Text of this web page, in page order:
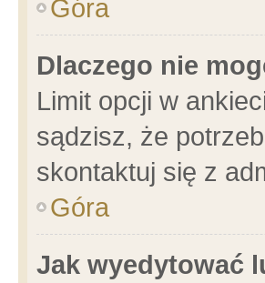
Góra
Dlaczego nie
Limit opcji w
sądzisz, że
skontaktuj się z
Góra
Jak wyedytować